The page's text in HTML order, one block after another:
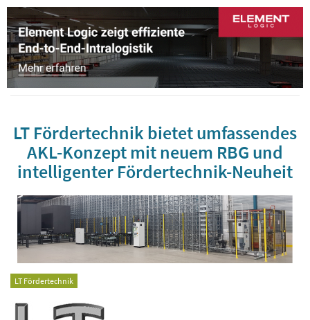
LT Fördertechnik bietet umfassendes
AKL-Konzept mit neuem RBG und
intelligenter Fördertechnik-Neuheit
LT Fördertechnik